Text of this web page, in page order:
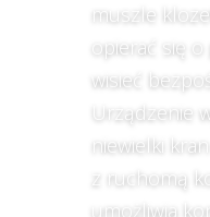
muszle
opierać się
wisieć
Urządzenie
niewielki
z ruchomą
umożliwia